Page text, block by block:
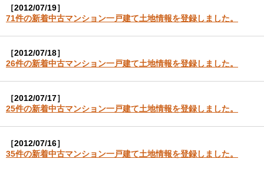
［2012/07/19］
71件の新着中古マンション一戸建て土地情報を登録しました。
［2012/07/18］
26件の新着中古マンション一戸建て土地情報を登録しました。
［2012/07/17］
25件の新着中古マンション一戸建て土地情報を登録しました。
［2012/07/16］
35件の新着中古マンション一戸建て土地情報を登録しました。